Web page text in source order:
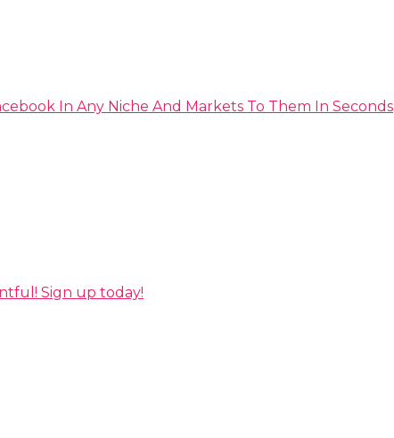
In Any Niche And Markets To Them In Seconds
Sign up today!